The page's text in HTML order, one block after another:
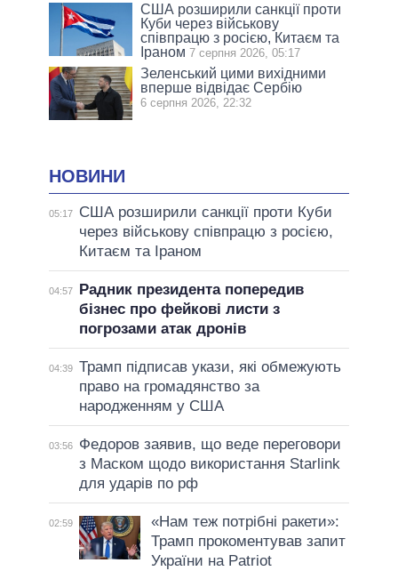
США розширили санкції проти
Куби через військову
співпрацю з росією, Китаєм та
Іраном 7 серпня 2026, 05:17
Зеленський цими вихідними
вперше відвідає Сербію
6 серпня 2026, 22:32
НОВИНИ
05:17
США розширили санкції проти Куби
через військову співпрацю з росією,
Китаєм та Іраном
04:57
Радник президента попередив
бізнес про фейкові листи з
погрозами атак дронів
04:39 Трамп підписав укази, які обмежують
право на громадянство за
народженням у США
03:56
Федоров заявив, що веде переговори
з Маском щодо використання Starlink
для ударів по рф
02:59
«Нам теж потрібні ракети»:
Трамп прокоментував запит
України на Patriot